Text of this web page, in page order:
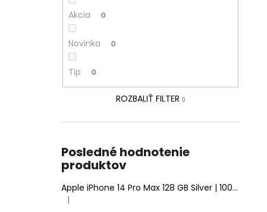
Akcia 0
Novinka 0
Tip 0
ROZBALIŤ FILTER
Posledné hodnotenie
produktov
Apple iPhone 14 Pro Max 128 GB Silver | 100% Zdravie batérie | Stav: A (Výborný)
Hodnotenie produktu je 5 z 5 hviezdičiek.
|